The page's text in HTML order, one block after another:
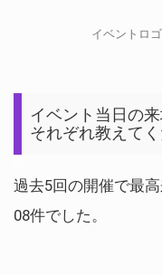
イベントロ
イベント当日の
それぞれ教えて
過去5回の開催で最
08件でした。